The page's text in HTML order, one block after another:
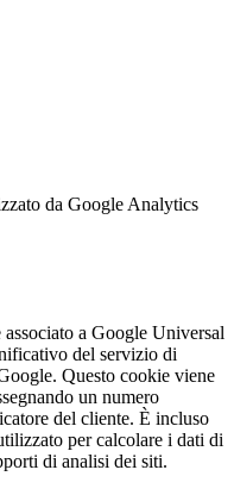
da Google Analytics
a Google Universal
del servizio di
Questo cookie viene
un numero
del cliente. È incluso
per calcolare i dati di
di analisi dei siti.